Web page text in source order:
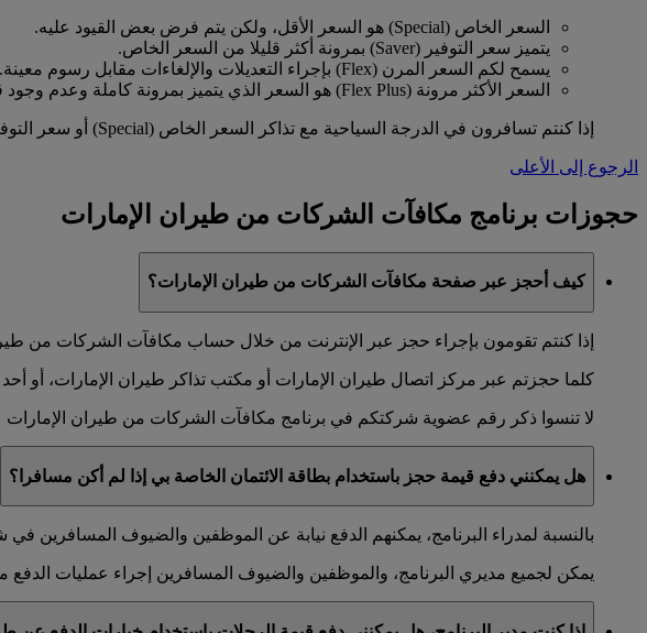
السعر الخاص (Special) هو السعر الأقل، ولكن يتم فرض بعض القيود عليه.
يتميز سعر التوفير (Saver) بمرونة أكثر قليلا من السعر الخاص.
يسمح لكم السعر المرن (Flex) بإجراء التعديلات والإلغاءات مقابل رسوم معينة.
السعر الأكثر مرونة (Flex Plus) هو السعر الذي يتميز بمرونة كاملة وعدم وجود قيود.
إذا كنتم تسافرون في الدرجة السياحية مع تذاكر السعر الخاص (Special) أو سعر التوفير (Saver)، عليكم الدفع مقابل
الرجوع إلى الأعلى
حجوزات برنامج مكافآت الشركات من طيران الإمارات
كيف أحجز عبر صفحة مكافآت الشركات من طيران الإمارات؟
إذا كنتم تقومون بإجراء حجز عبر الإنترنت من خلال حساب مكافآت الشركات من
كلما حجزتم عبر مركز اتصال طيران الإمارات أو مكتب تذاكر طيران الإمارات، أو أحد
لا تنسوا ذكر رقم عضوية شركتكم في برنامج مكافآت الشركات من طيران الإمارات
هل يمكنني دفع قيمة حجز باستخدام بطاقة الائتمان الخاصة بي إذا لم أكن مسافرا؟
بالنسبة لمدراء البرنامج، يمكنهم الدفع نيابة عن الموظفين والضيوف المسافرين
يمكن لجميع مديري البرنامج، والموظفين والضيوف المسافرين إجراء عمليات الدفع